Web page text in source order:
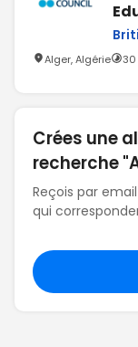
Alger, Algérie
Crées une
recherche
Reçois par
qui